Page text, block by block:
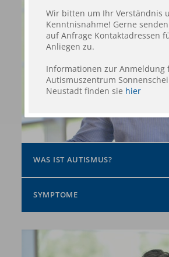
WAS IST AUTISMUS?
SYMPTOME
Wir bitten um Ihr Verständnis
Kenntnisnahme! Gerne
auf Anfrage Kontaktadressen
Anliegen zu.
Informationen zur Anmeldung
Autismuszentrum
Neustadt finden sie hier